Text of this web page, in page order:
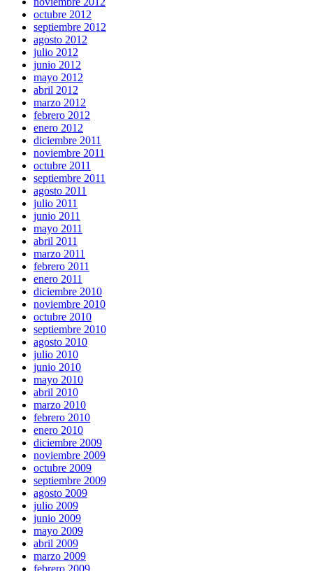
octubre 2012
septiembre 2012
agosto 2012
julio 2012
junio 2012
mayo 2012
abril 2012
marzo 2012
febrero 2012
enero 2012
diciembre 2011
noviembre 2011
octubre 2011
septiembre 2011
agosto 2011
julio 2011
junio 2011
mayo 2011
abril 2011
marzo 2011
febrero 2011
enero 2011
diciembre 2010
noviembre 2010
octubre 2010
septiembre 2010
agosto 2010
julio 2010
junio 2010
mayo 2010
abril 2010
marzo 2010
febrero 2010
enero 2010
diciembre 2009
noviembre 2009
octubre 2009
septiembre 2009
agosto 2009
julio 2009
junio 2009
mayo 2009
abril 2009
marzo 2009
febrero 2009